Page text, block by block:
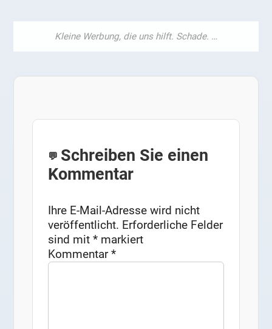
Schreiben Sie einen
Kommentar
Ihre E-Mail-Adresse wird nicht
veröffentlicht. Erforderliche Felder
sind mit* markiert
Kommentar*